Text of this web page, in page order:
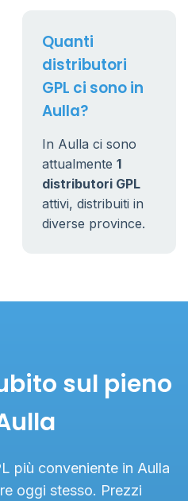
Quanti
distributori
GPL ci sono in
Aulla?
In Aulla ci sono
attualmente 1
distributori GPL
attivi, distribuiti in
diverse province.
sul pieno
più conveniente in Aulla
oggi stesso. Prezzi